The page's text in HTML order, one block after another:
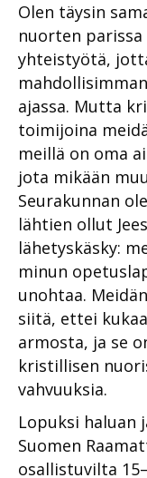
Olen täysin
nuorten
yhteistyötä,
ajassa. Mutta
toimijoina
meillä on oma
jota mikään
Seurakunnan
lähtien ollut
lähetyskäsky:
minun
unohtaa.
siitä, ettei
armosta, ja se
kristillisen
vahvuuksia.
Lopuksi haluan
Suomen
osallistuvilta